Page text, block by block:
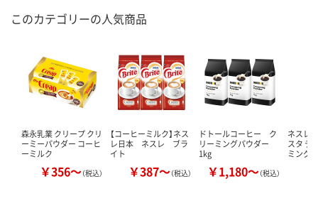
このカテゴリーの人気商品
森永乳業 クリープ クリ
ーミーパウダー コーヒ
ーミルク
￥356～（税込）
【コーヒーミルク】ネス
レ日本 ネスレ ブラ
イト
￥387～（税込）
ドトールコーヒー ク
リーミングパウダー
1kg
￥1,180～（税込）
ネスレ
スタ デ
ミング